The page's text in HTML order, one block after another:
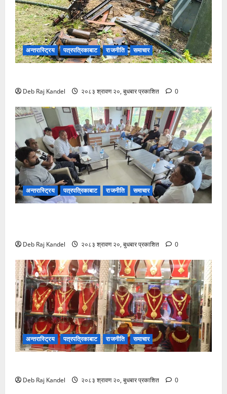
अन्तरास्ट्रिय पत्रपत्रिकाबाट राजनीति समाचार
Deb Raj Kandel २०८३ श्रावण २०, बुधबार प्रकाशित 0
अन्तरास्ट्रिय पत्रपत्रिकाबाट राजनीति समाचार
Deb Raj Kandel २०८३ श्रावण २०, बुधबार प्रकाशित 0
अन्तरास्ट्रिय पत्रपत्रिकाबाट राजनीति समाचार
Deb Raj Kandel २०८३ श्रावण २०, बुधबार प्रकाशित 0